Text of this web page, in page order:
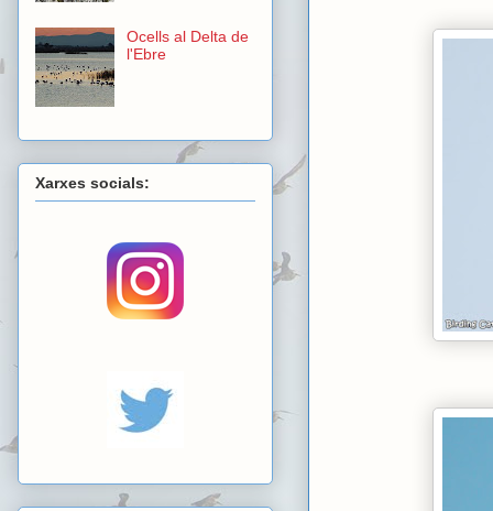
Ocells al Delta de
l'Ebre
Xarxes socials: